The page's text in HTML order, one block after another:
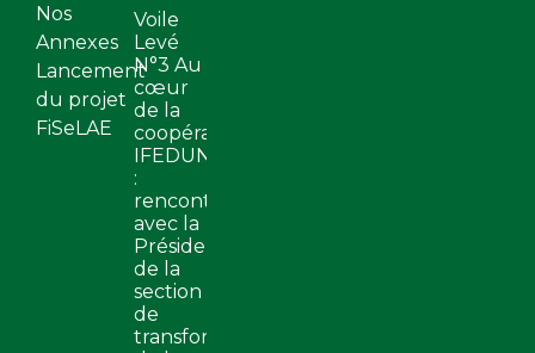
Nos
Annexes
Lancement
du projet
FiSeLAE
Voile
Levé
N°3 Au
cœur
de la
coopérative
IFEDUN
:
rencontre
avec la
Présidente
de la
section
de
transformation